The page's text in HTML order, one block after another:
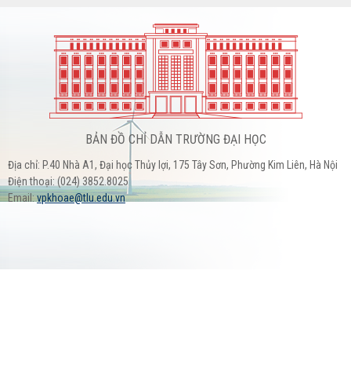
BẢN ĐỒ CHỈ DẪN TRƯỜNG ĐẠI HỌC
Địa chỉ: P.40 Nhà A1, Đại học Thủy lợi, 175 Tây Sơn, Phường Kim Liên, Hà Nội
Điện thoại: (024) 3852.8025
Email:vpkhoae@tlu.edu.vn